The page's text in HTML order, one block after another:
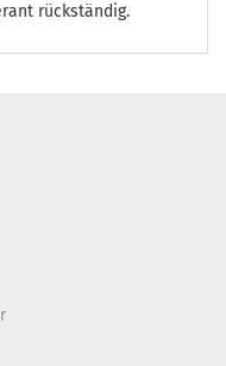
rückständig.